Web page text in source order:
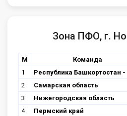
Зона ПФО, г.
М Команда
1
Республика Башкортостан -
2
Самарская область
3
Нижегородская область
4
Пермский край